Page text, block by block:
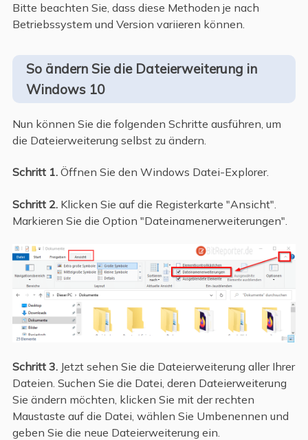
Bitte beachten Sie, dass diese Methoden je nach
Betriebssystem und Version variieren können.
So ändern Sie die Dateierweiterung in
Windows 10
Nun können Sie die folgenden Schritte ausführen, um
die Dateierweiterung selbst zu ändern.
Schritt 1.Öffnen Sie den Windows Datei-Explorer.
Schritt 2.Klicken Sie auf die Registerkarte "Ansicht".
Markieren Sie die Option "Dateinamenerweiterungen".
Schritt 3.Jetzt sehen Sie die Dateierweiterung aller Ihrer
Dateien. Suchen Sie die Datei, deren Dateierweiterung
Sie ändern möchten, klicken Sie mit der rechten
Maustaste auf die Datei, wählen Sie Umbenennen und
geben Sie die neue Dateierweiterung ein.